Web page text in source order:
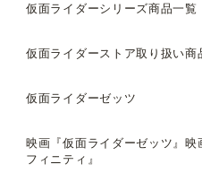
仮面ライダーシリーズ商品一覧
仮面ライダーストア取り扱い商
仮面ライダーゼッツ
映画『仮面ライダーゼッツ』
フィニティ』